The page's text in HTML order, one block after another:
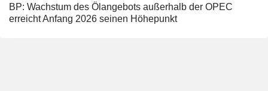
BP: Wachstum des Ölangebots außerhalb der OPEC
erreicht Anfang 2026 seinen Höhepunkt